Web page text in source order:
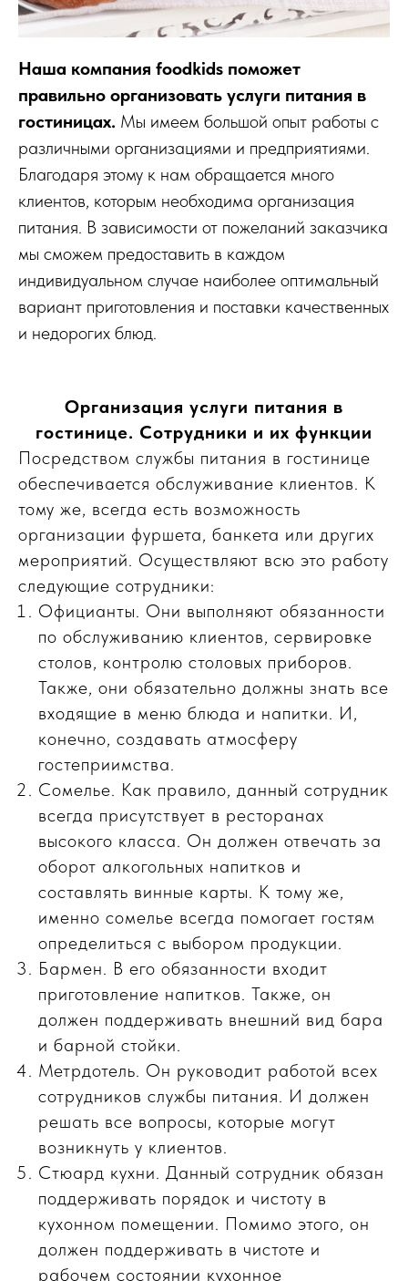
Наша компания foodkids поможет
правильно организовать услуги питания в
гостиницах. Мы имеем большой опыт работы с
различными организациями и предприятиями.
Благодаря этому к нам обращается много
клиентов, которым необходима организация
питания. В зависимости от пожеланий заказчика
мы сможем предоставить в каждом
индивидуальном случае наиболее оптимальный
вариант приготовления и поставки качественных
и недорогих блюд.
Организация услуги питания в
гостинице. Сотрудники и их функции
Посредством службы питания в гостинице
обеспечивается обслуживание клиентов. К
тому же, всегда есть возможность
организации фуршета, банкета или других
мероприятий. Осуществляют всю это работу
следующие сотрудники:
Официанты. Они выполняют обязанности
по обслуживанию клиентов, сервировке
столов, контролю столовых приборов.
Также, они обязательно должны знать все
входящие в меню блюда и напитки. И,
конечно, создавать атмосферу
гостеприимства.
Сомелье. Как правило, данный сотрудник
всегда присутствует в ресторанах
высокого класса. Он должен отвечать за
оборот алкогольных напитков и
составлять винные карты. К тому же,
именно сомелье всегда помогает гостям
определиться с выбором продукции.
Бармен. В его обязанности входит
приготовление напитков. Также, он
должен поддерживать внешний вид бара
и барной стойки.
Метрдотель. Он руководит работой всех
сотрудников службы питания. И должен
решать все вопросы, которые могут
возникнуть у клиентов.
Стюард кухни. Данный сотрудник обязан
поддерживать порядок и чистоту в
кухонном помещении. Помимо этого, он
должен поддерживать в чистоте и
рабочем состоянии кухонное